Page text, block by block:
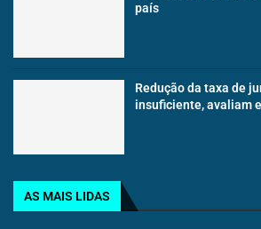
país
Redução da taxa de
insuficiente, avaliam
AS MAIS LIDAS